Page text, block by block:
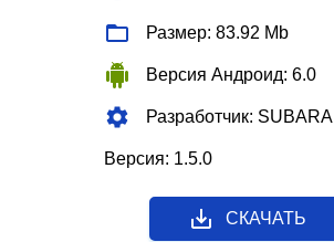
Размер: 83.92 Mb
Версия Андроид: 6.0
Разработчик: SUBARA
Версия: 1.5.0
СКАЧАТЬ